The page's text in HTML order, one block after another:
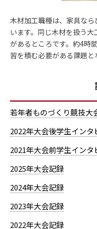
木材加工職種は、家具な
います。同じ木材を扱う大
があるところです。約4時
習を積む必要がある課題と
若年者ものづくり競技大
2022年大会後学生インタ
2021年大会前学生インタ
2025年大会記録
2024年大会記録
2023年大会記録
2022年大会記録